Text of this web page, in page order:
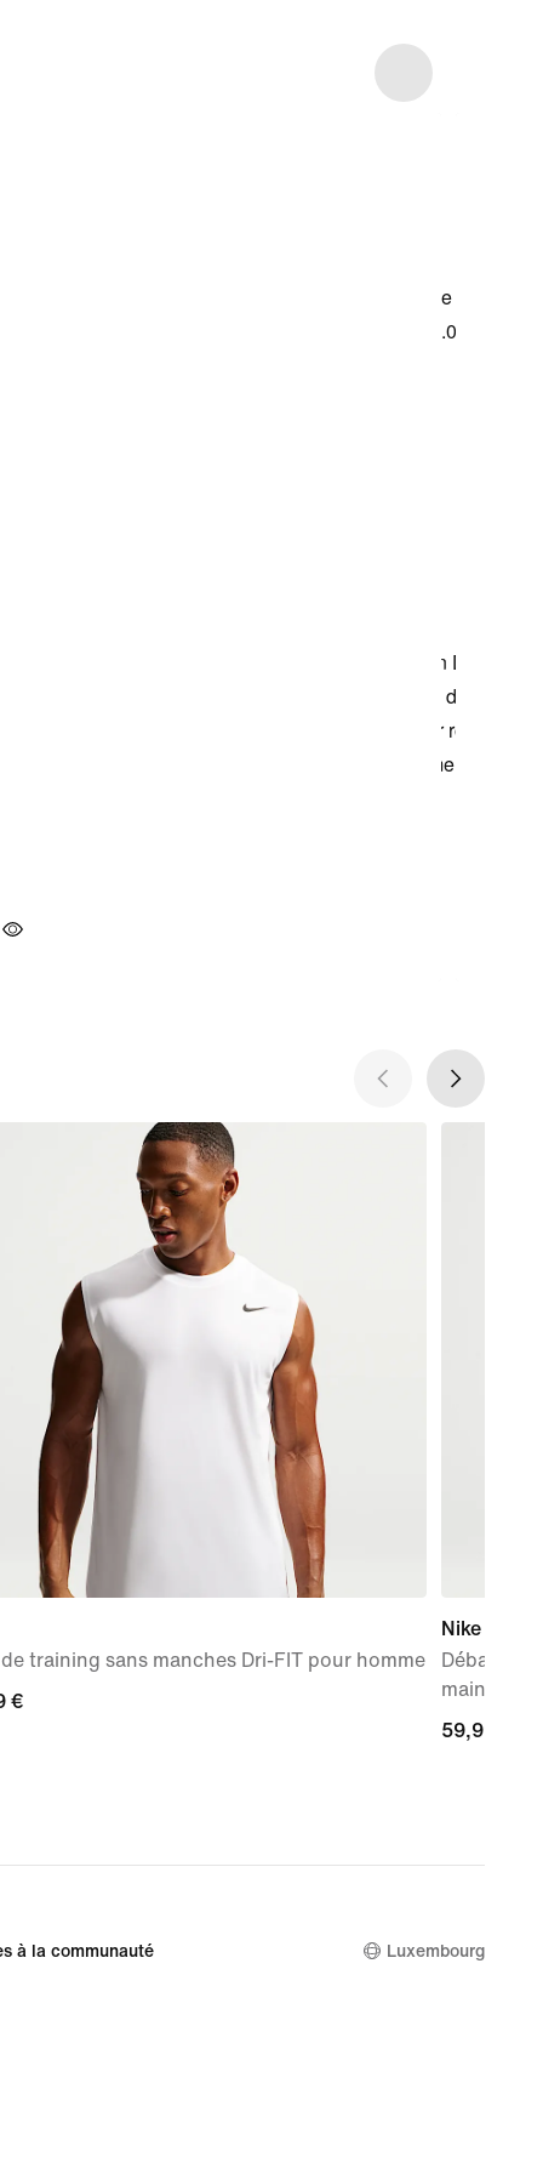
training sans manches Dri-FIT pour homme
€
€
Nike Zenvy
maintien
59,99 €
59,99 €
à la communauté Luxembourg